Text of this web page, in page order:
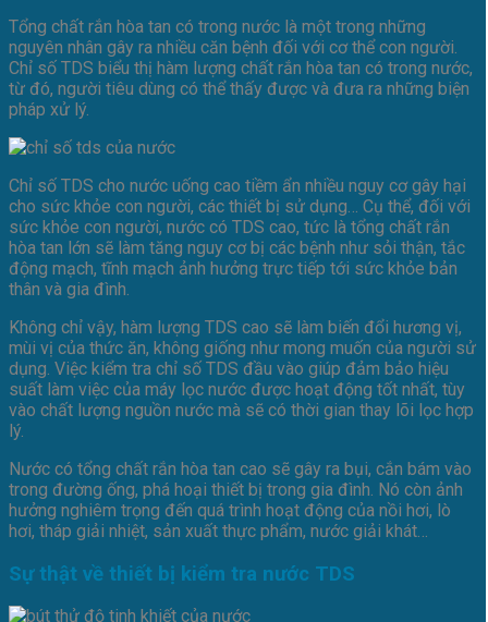
Tổng chất rắn hòa tan có trong nước là một trong những
nguyên nhân gây ra nhiều căn bệnh đối với cơ thể con người.
Chỉ số TDS biểu thị hàm lượng chất rắn hòa tan có trong nước,
từ đó, người tiêu dùng có thể thấy được và đưa ra những biện
pháp xử lý.
Chỉ số TDS cho nước uống cao tiềm ẩn nhiều nguy cơ gây hại
cho sức khỏe con người, các thiết bị sử dụng… Cụ thể, đối với
sức khỏe con người, nước có TDS cao, tức là tổng chất rắn
hòa tan lớn sẽ làm tăng nguy cơ bị các bệnh như sỏi thận, tắc
động mạch, tĩnh mạch ảnh hưởng trực tiếp tới sức khỏe bản
thân và gia đình.
Không chỉ vậy, hàm lượng TDS cao sẽ làm biến đổi hương vị,
mùi vị của thức ăn, không giống như mong muốn của người sử
dụng. Việc kiểm tra chỉ số TDS đầu vào giúp đảm bảo hiệu
suất làm việc của máy lọc nước được hoạt động tốt nhất, tùy
vào chất lượng nguồn nước mà sẽ có thời gian thay lõi lọc hợp
lý.
Nước có tổng chất rắn hòa tan cao sẽ gây ra bụi, cắn bám vào
trong đường ống, phá hoại thiết bị trong gia đình. Nó còn ảnh
hưởng nghiêm trọng đến quá trình hoạt động của nồi hơi, lò
hơi, tháp giải nhiệt, sản xuất thực phẩm, nước giải khát…
Sự thật về thiết bị kiểm tra nước TDS